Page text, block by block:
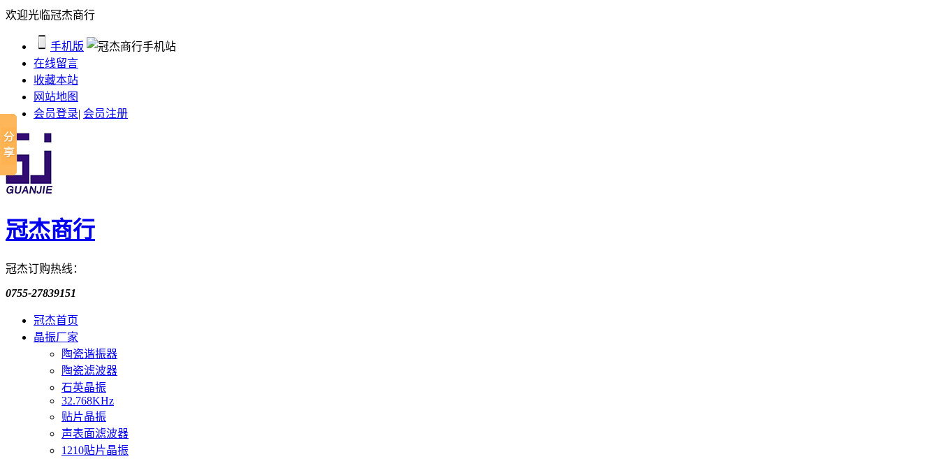
欢迎光临冠杰商行
手机版
在线留言
收藏本站
网站地图
会员登录| 会员注册
冠杰商行
冠杰订购热线：
0755-27839151
冠杰首页
晶振厂家
陶瓷谐振器
陶瓷滤波器
石英晶振
32.768KHz
贴片晶振
声表面滤波器
1210贴片晶振